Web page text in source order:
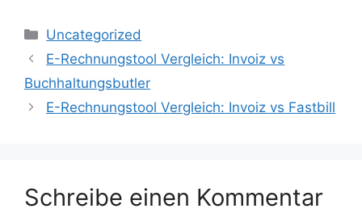
Kategorien
Uncategorized
E-Rechnungstool Vergleich: Invoiz vs
Buchhaltungsbutler
E-Rechnungstool Vergleich: Invoiz vs Fastbill
Schreibe einen Kommentar